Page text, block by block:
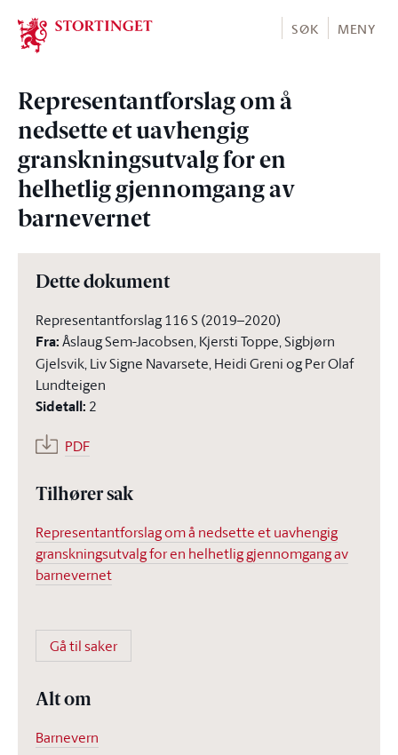
Stortinget.no
SØK MENY
Representantforslag om å
nedsette et uavhengig
granskningsutvalg for en
helhetlig gjennomgang av
barnevernet
Dette dokument
Representantforslag 116 S (2019–2020)
Fra:Åslaug Sem-Jacobsen, Kjersti Toppe, Sigbjørn
Gjelsvik, Liv Signe Navarsete, Heidi Greni og Per Olaf
Lundteigen
Sidetall: 2
PDF
Tilhører sak
Representantforslag om å nedsette et uavhengig
granskningsutvalg for en helhetlig gjennomgang av
barnevernet
Gå til saker
Alt om
Barnevern